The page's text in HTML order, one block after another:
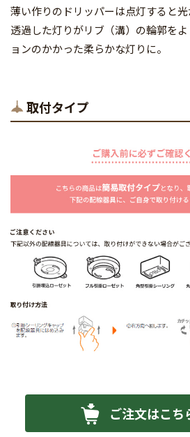
薄い作りのドリッパーは点灯すると光
透過した灯りがリブ（溝）の輪郭を
ョンのかかった柔らかな灯りに。
取付タイプ
ご注文はこち